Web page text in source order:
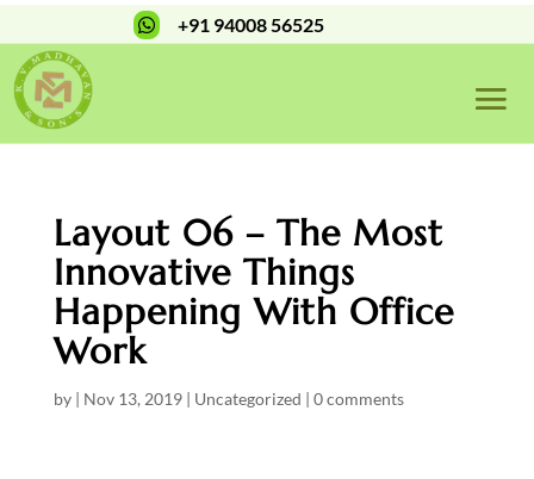
 +91 94008 56525
Layout 06 – The Most
Innovative Things
Happening With Office
Work
by | Nov 13, 2019| Uncategorized | 0 comments